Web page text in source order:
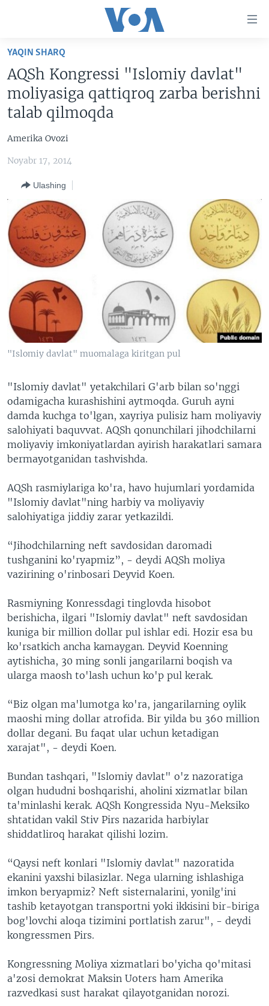
Boshiga
Qidiruvga
o'ting
AMERIKA
MARKAZIY OSIYO
AMERIKA MANZARALARI
XALQARO HAYOT
VASHINGTON CHOYXONASI
MOBIL-SALOM!
VIDEO
XABARLAR SURATLARDA
IJTIMOIY TARMOQLAR
FACEBOOK
YOUTUBE
INSTAGRAM
ODNOKLASSNIKI
TELEGRAM
TWITTER
SOUNDCLOUD
INGLIZ TILI DARSLARI
EDITORIAL
Learning English
VOA
YAQIN SHARQ
AQSh Kongressi "Islomiy davlat"
moliyasiga qattiqroq zarba berishni
talab qilmoqda
Amerika Ovozi
Noyabr 17, 2014
Ulashing
"Islomiy davlat" muomalaga kiritgan pul
"Islomiy davlat" yetakchilari G'arb bilan so'nggi
odamigacha kurashishini aytmoqda. Guruh ayni
damda kuchga to'lgan, xayriya pulisiz ham moliyaviy
salohiyati baquvvat. AQSh qonunchilari jihodchilarni
moliyaviy imkoniyatlardan ayirish harakatlari samara
bermayotganidan tashvishda.
AQSh rasmiylariga ko'ra, havo hujumlari yordamida
"Islomiy davlat"ning harbiy va moliyaviy
salohiyatiga jiddiy zarar yetkazildi.
“Jihodchilarning neft savdosidan daromadi
tushganini ko'ryapmiz”, - deydi AQSh moliya
vazirining o'rinbosari Deyvid Koen.
Rasmiyning Konressdagi tinglovda hisobot
berishicha, ilgari "Islomiy davlat" neft savdosidan
kuniga bir million dollar pul ishlar edi. Hozir esa bu
ko'rsatkich ancha kamaygan. Deyvid Koenning
aytishicha, 30 ming sonli jangarilarni boqish va
ularga maosh to'lash uchun ko'p pul kerak.
“Biz olgan ma'lumotga ko'ra, jangarilarning oylik
maoshi ming dollar atrofida. Bir yilda bu 360 million
dollar degani. Bu faqat ular uchun ketadigan
xarajat", - deydi Koen.
Bundan tashqari, "Islomiy davlat" o'z nazoratiga
olgan hududni boshqarishi, aholini xizmatlar bilan
ta'minlashi kerak. AQSh Kongressida Nyu-Meksiko
shtatidan vakil Stiv Pirs nazarida harbiylar
shiddatliroq harakat qilishi lozim.
“Qaysi neft konlari "Islomiy davlat" nazoratida
ekanini yaxshi bilasizlar. Nega ularning ishlashiga
imkon beryapmiz? Neft sisternalarini, yonilg'ini
tashib ketayotgan transportni yoki ikkisini bir-biriga
bog'lovchi aloqa tizimini portlatish zarur", - deydi
kongressmen Pirs.
Kongressning Moliya xizmatlari bo'yicha qo'mitasi
a'zosi demokrat Maksin Uoters ham Amerika
razvedkasi sust harakat qilayotganidan norozi.